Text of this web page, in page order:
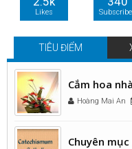
Likes
TIÊU ĐIỂM
Cắm hoa
Hoàng Mai An
Chuyên